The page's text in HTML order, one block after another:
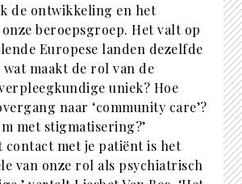
de ontwikkeling en het
beroepsgroep. Het valt op
Europese landen dezelfde
wat maakt de rol van de
uniek? Hoe
naar ‘community care’?
met stigmatisering?’
contact met je patiënt is het
van onze rol als psychiatrisch